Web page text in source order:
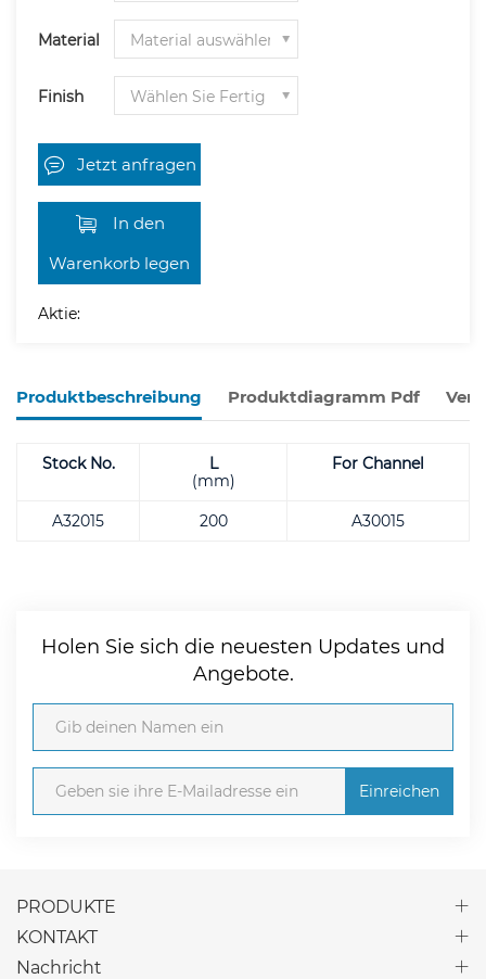
Material
Finish
Jetzt anfragen
In den
Warenkorb legen
Aktie:
Produktbeschreibung Produktdiagramm Pdf
Stock No.
L
(mm)
For Channel
A32015 200 A30015
Holen Sie sich die neuesten Updates und
Angebote.
Einreichen
PRODUKTE
KONTAKT
Nachricht